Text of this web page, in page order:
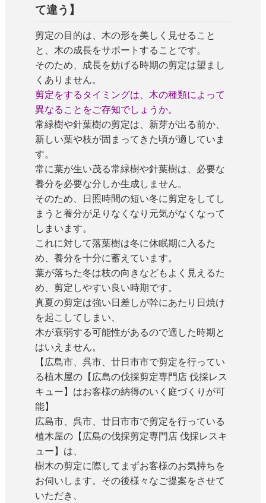
て違う】
剪定の目的は、木の形を美しく見せること
と、木の成長をサポートすることです。
そのため、成長を妨げる時期の剪定は望まし
くありません。
剪定をするタイミングは、木の種類によって
異なることをご存知でしょうか。
常緑樹や針葉樹の剪定は、新芽が出る前か、
新しい葉や枝が固まってきた頃が適していま
す。
常に葉が生い茂る常緑樹や針葉樹は、必要な
養分を必要な分しか生成しません。
そのため、日照時間の短い冬に剪定をしてし
まうと養分が足りなくなり元気がなくなって
しまいます。
これに対して落葉樹は冬に休眠期に入るた
め、養分を十分に蓄えています。
葉が落ちた冬は枝の向きなどもよく見えるた
め、剪定しやすい良い時期です。
真夏の剪定は強い日差しが幹にあたり日焼け
を起こしてしまい、
木が衰弱する可能性があるので適した時期と
はいえません。
【広島市、呉市、廿日市市で剪定を行ってい
る植木屋の【広島の伐採剪定専門店 伐採レス
キュー】はお客様の納得のいく庭づくりが可
能】
広島市、呉市、廿日市市で剪定を行っている
植木屋の【広島の伐採剪定専門店 伐採レスキ
ュー】は、
樹木の剪定に際してまずお客様のお気持ちを
お伺いします。その後様々なご提案をさせて
いただき、